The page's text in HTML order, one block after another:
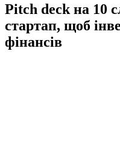
Pitch deck на 10
стартап, щоб
фінансів